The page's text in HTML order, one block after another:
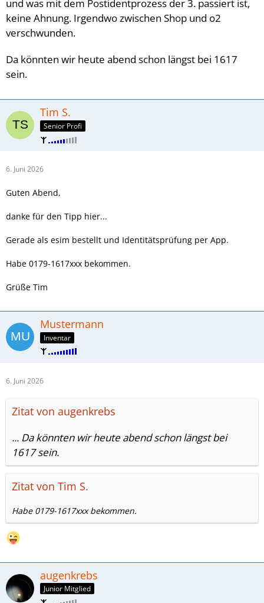
und was mit dem Postidentprozess der 3. passiert ist,
keine Ahnung. Irgendwo zwischen Shop und o2
verschwunden.
Da könnten wir heute abend schon längst bei 1617
sein.
Tim S.
Senior Profi
6. Juni 2026
Guten Abend,
danke für den Tipp hier...
Gerade als esim bestellt und Identitätsprüfung per App.
Habe 0179-1617xxx bekommen.
Grüße Tim
Mustermann
Inventar
6. Juni 2026
Zitat von augenkrebs
... Da könnten wir heute abend schon längst bei
1617 sein.
Zitat von Tim S.
Habe 0179-1617xxx bekommen.
augenkrebs
Junior Mitglied